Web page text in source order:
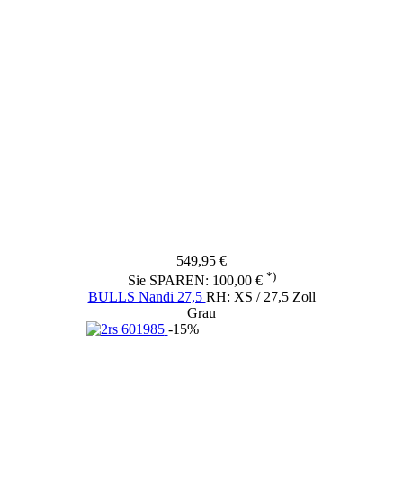
549,95 €
Sie SPAREN: 100,00 € *)
BULLS Nandi 27,5 RH: XS / 27,5 Zoll
Grau
-15%